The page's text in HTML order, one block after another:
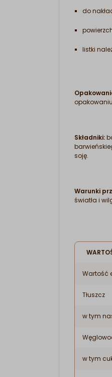
do
listki
Składniki:
soję.
Warunki
światła i
Wartość
Tłuszcz
w tym
w tym